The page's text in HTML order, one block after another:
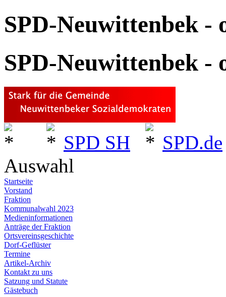
SPD-Neuwittenbek -
SPD-Neuwittenbek -
SPD SH
SPD.de
Auswahl
Startseite
Vorstand
Fraktion
Kommunalwahl 2023
Medieninformationen
Anträge der Fraktion
Ortsvereinsgeschichte
Dorf-Geflüster
Termine
Artikel-Archiv
Kontakt zu uns
Satzung und Statute
Gästebuch